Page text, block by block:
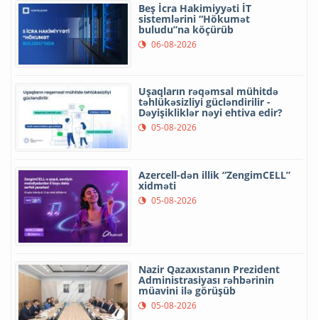
Beş İcra Hakimiyyəti İT
sistemlərini “Hökumət
buludu”na köçürüb
06-08-2026
Uşaqların rəqəmsal mühitdə
təhlükəsizliyi gücləndirilir -
Dəyişikliklər nəyi ehtiva edir?
05-08-2026
Azercell-dən illik “ZengimCELL”
xidməti
05-08-2026
Nazir Qazaxıstanın Prezident
Administrasiyası rəhbərinin
müavini ilə görüşüb
05-08-2026